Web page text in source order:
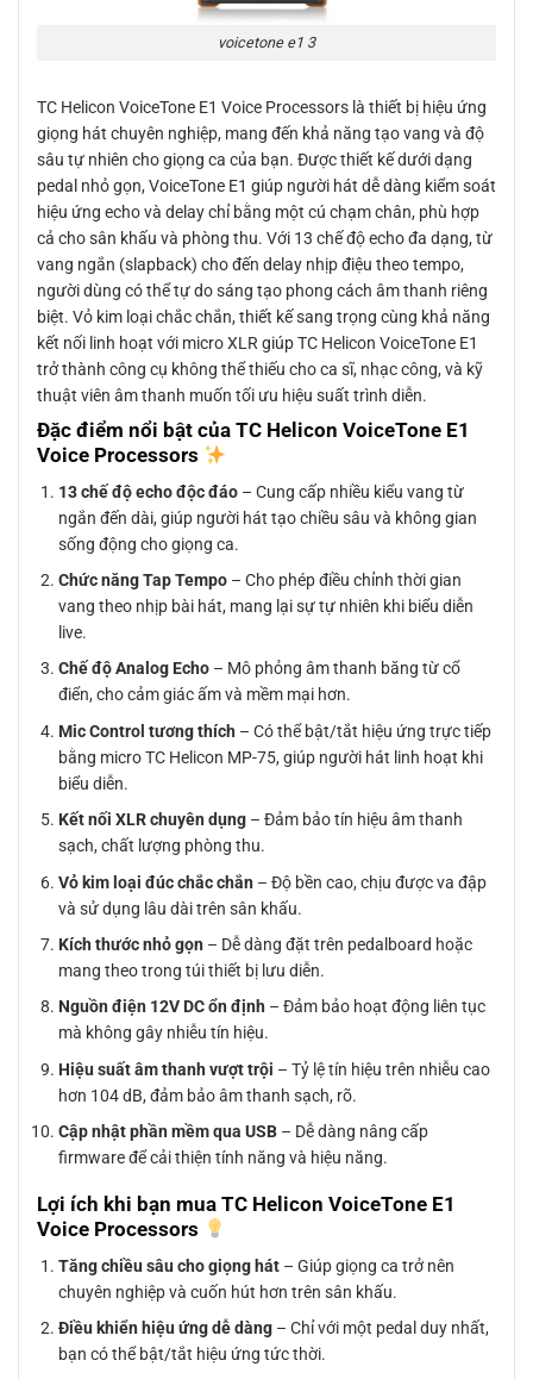
voicetone e1 3
TC Helicon VoiceTone E1 Voice Processors là thiết bị hiệu ứng
giọng hát chuyên nghiệp, mang đến khả năng tạo vang và độ
sâu tự nhiên cho giọng ca của bạn. Được thiết kế dưới dạng
pedal nhỏ gọn, VoiceTone E1 giúp người hát dễ dàng kiểm soát
hiệu ứng echo và delay chỉ bằng một cú chạm chân, phù hợp
cả cho sân khấu và phòng thu. Với 13 chế độ echo đa dạng, từ
vang ngắn (slapback) cho đến delay nhịp điệu theo tempo,
người dùng có thể tự do sáng tạo phong cách âm thanh riêng
biệt. Vỏ kim loại chắc chắn, thiết kế sang trọng cùng khả năng
kết nối linh hoạt với micro XLR giúp TC Helicon VoiceTone E1
trở thành công cụ không thể thiếu cho ca sĩ, nhạc công, và kỹ
thuật viên âm thanh muốn tối ưu hiệu suất trình diễn.
Đặc điểm nổi bật của TC Helicon VoiceTone E1
Voice Processors
13 chế độ echo độc đáo – Cung cấp nhiều kiểu vang từ
ngắn đến dài, giúp người hát tạo chiều sâu và không gian
sống động cho giọng ca.
Chức năng Tap Tempo – Cho phép điều chỉnh thời gian
vang theo nhịp bài hát, mang lại sự tự nhiên khi biểu diễn
live.
Chế độ Analog Echo – Mô phỏng âm thanh băng từ cổ
điển, cho cảm giác ấm và mềm mại hơn.
Mic Control tương thích – Có thể bật/tắt hiệu ứng trực tiếp
bằng micro TC Helicon MP-75, giúp người hát linh hoạt khi
biểu diễn.
Kết nối XLR chuyên dụng – Đảm bảo tín hiệu âm thanh
sạch, chất lượng phòng thu.
Vỏ kim loại đúc chắc chắn – Độ bền cao, chịu được va đập
và sử dụng lâu dài trên sân khấu.
Kích thước nhỏ gọn – Dễ dàng đặt trên pedalboard hoặc
mang theo trong túi thiết bị lưu diễn.
Nguồn điện 12V DC ổn định – Đảm bảo hoạt động liên tục
mà không gây nhiễu tín hiệu.
Hiệu suất âm thanh vượt trội – Tỷ lệ tín hiệu trên nhiễu cao
hơn 104 dB, đảm bảo âm thanh sạch, rõ.
Cập nhật phần mềm qua USB – Dễ dàng nâng cấp
firmware để cải thiện tính năng và hiệu năng.
Lợi ích khi bạn mua TC Helicon VoiceTone E1
Voice Processors
Tăng chiều sâu cho giọng hát – Giúp giọng ca trở nên
chuyên nghiệp và cuốn hút hơn trên sân khấu.
Điều khiển hiệu ứng dễ dàng – Chỉ với một pedal duy nhất,
bạn có thể bật/tắt hiệu ứng tức thời.